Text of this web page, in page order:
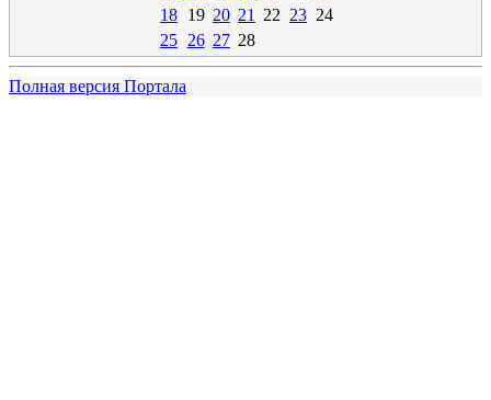
18 19 20 21 22 23 24
25 26 27 28
Полная версия Портала